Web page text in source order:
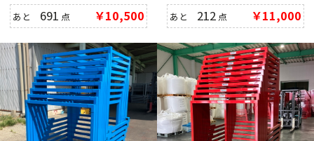
あと 691 点 ￥10,500 あと 212 点 ￥11,000